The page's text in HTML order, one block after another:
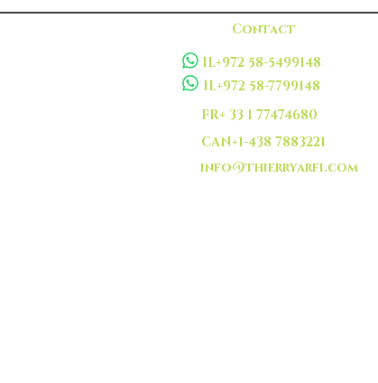
Contact
IL+972 58-5499148
IL+972 58-7799148
FR+ 33 1 77474680
CAN+1-438 7883221
info@thierryarfi.com